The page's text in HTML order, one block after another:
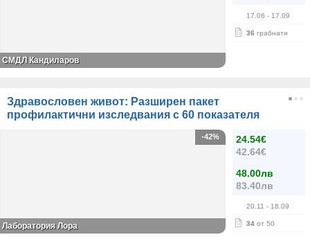
17.06 - 17.09
36 грабнати
СМДЛ Кандиларов
Здравословен живот: Разширен пакет
профилактични изследвания с 60 показателя
24.54€
42.64€
48.00лв
83.40лв
20.11 - 18.09
34 от 50
-42%
Лаборатория Лора